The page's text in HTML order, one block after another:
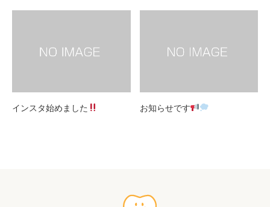
インスタ始めました お知らせです